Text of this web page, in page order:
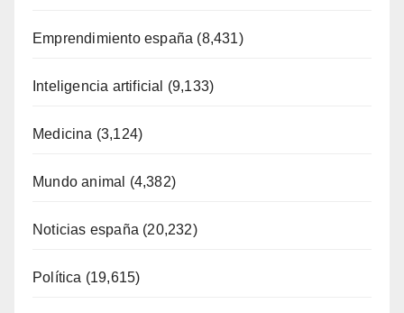
Emprendimiento españa (8,431)
Inteligencia artificial (9,133)
Medicina (3,124)
Mundo animal (4,382)
Noticias españa (20,232)
Política (19,615)